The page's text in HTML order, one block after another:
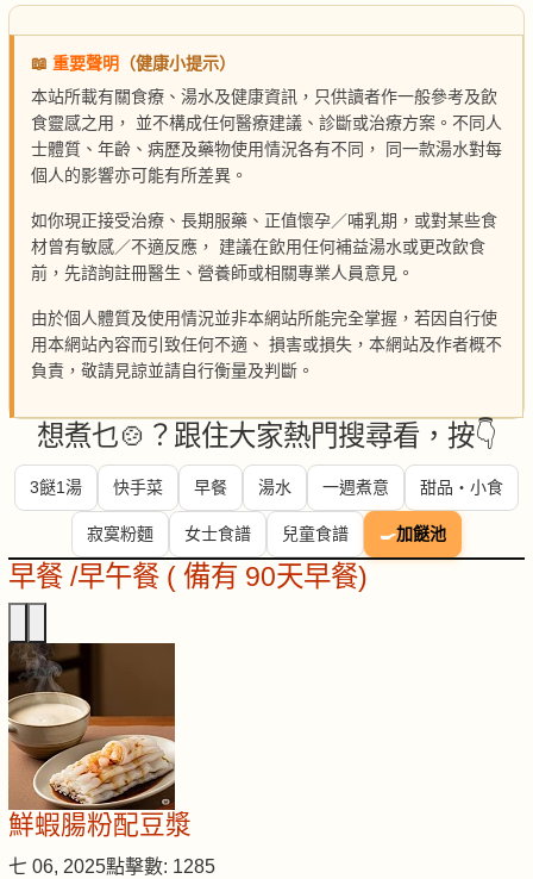
📖 重要聲明
（健康小提示）
本站所載有關食療、湯水及健康資訊，只供讀者作一般參考及飲
食靈感之用， 並不構成任何醫療建議、診斷或治療方案。不同人
士體質、年齡、病歷及藥物使用情況各有不同， 同一款湯水對每
個人的影響亦可能有所差異。
如你現正接受治療、長期服藥、正值懷孕／哺乳期，或對某些食
材曾有敏感／不適反應， 建議在飲用任何補益湯水或更改飲食
前，先諮詢註冊醫生、營養師或相關專業人員意見。
由於個人體質及使用情況並非本網站所能完全掌握，若因自行使
用本網站內容而引致任何不適、 損害或損失，本網站及作者概不
負責，敬請見諒並請自行衡量及判斷。
想煮乜🍲？跟住大家熱門搜尋看，按👇
3餸1湯 快手菜 早餐 湯水 一週煮意 甜品・小食
寂寞粉麵 女士食譜 兒童食譜 🍳加餸池
早餐 /早午餐 ( 備有 90天早餐)
鮮蝦腸粉配豆漿
七 06, 2025點擊數: 1285